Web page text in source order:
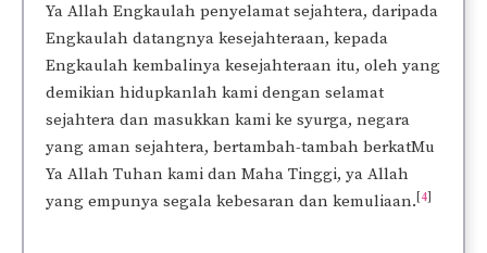
Ya Allah Engkaulah penyelamat sejahtera, daripada
Engkaulah datangnya kesejahteraan, kepada
Engkaulah kembalinya kesejahteraan itu, oleh yang
demikian hidupkanlah kami dengan selamat
sejahtera dan masukkan kami ke syurga, negara
yang aman sejahtera, bertambah-tambah berkatMu
Ya Allah Tuhan kami dan Maha Tinggi, ya Allah
yang empunya segala kebesaran dan kemuliaan. [4]